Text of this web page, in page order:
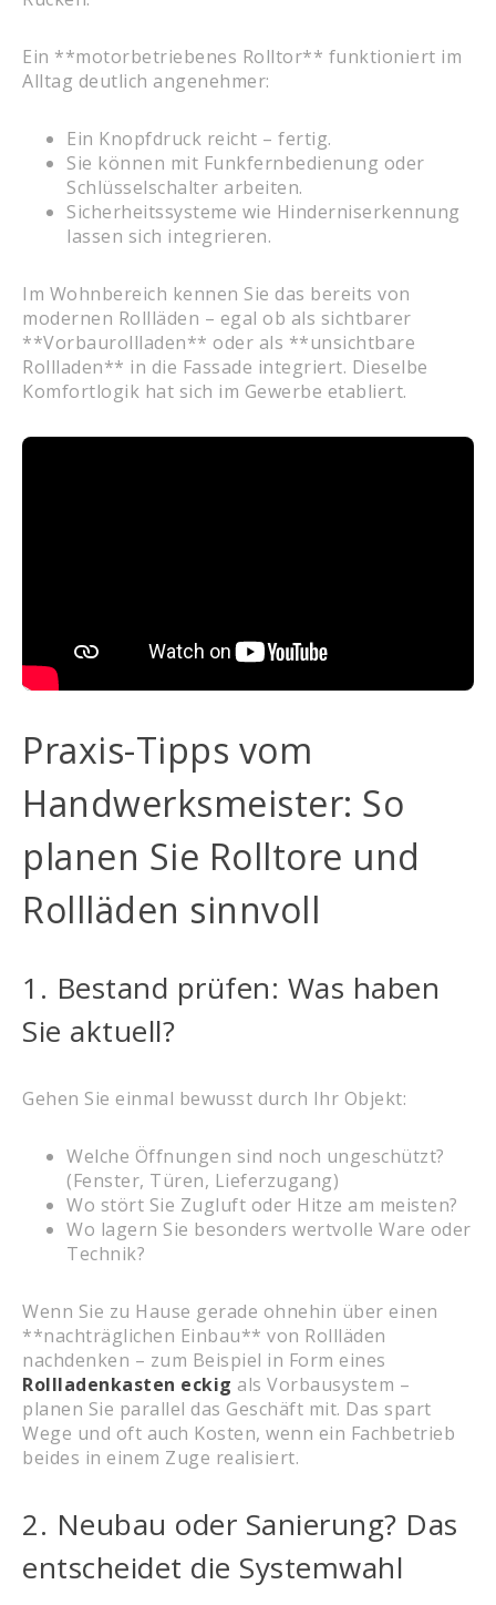
Ein **motorbetriebenes Rolltor** funktioniert im
Alltag deutlich angenehmer:
Ein Knopfdruck reicht – fertig.
Sie können mit Funkfernbedienung oder
Schlüsselschalter arbeiten.
Sicherheitssysteme wie Hinderniserkennung
lassen sich integrieren.
Im Wohnbereich kennen Sie das bereits von
modernen Rollläden – egal ob als sichtbarer
**Vorbaurollladen** oder als **unsichtbare
Rollladen** in die Fassade integriert. Dieselbe
Komfortlogik hat sich im Gewerbe etabliert.
Praxis-Tipps vom
Handwerksmeister: So
planen Sie Rolltore und
Rollläden sinnvoll
1. Bestand prüfen: Was haben
Sie aktuell?
Gehen Sie einmal bewusst durch Ihr Objekt:
Welche Öffnungen sind noch ungeschützt?
(Fenster, Türen, Lieferzugang)
Wo stört Sie Zugluft oder Hitze am meisten?
Wo lagern Sie besonders wertvolle Ware oder
Technik?
Wenn Sie zu Hause gerade ohnehin über einen
**nachträglichen Einbau** von Rollläden
nachdenken – zum Beispiel in Form eines
Rollladenkasten eckig als Vorbausystem –
planen Sie parallel das Geschäft mit. Das spart
Wege und oft auch Kosten, wenn ein Fachbetrieb
beides in einem Zuge realisiert.
2. Neubau oder Sanierung? Das
entscheidet die Systemwahl